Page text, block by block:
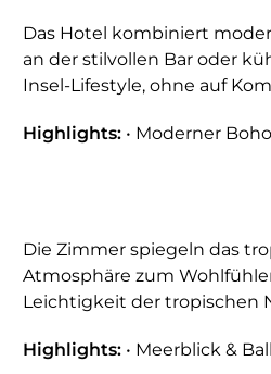
Das Hotel kombiniert
an der stilvollen Bar oder
Insel-Lifestyle, ohne auf
Highlights: • Moderner
Die Zimmer spiegeln das
Atmosphäre zum
Leichtigkeit der tropischen
Highlights: • Meerblick &